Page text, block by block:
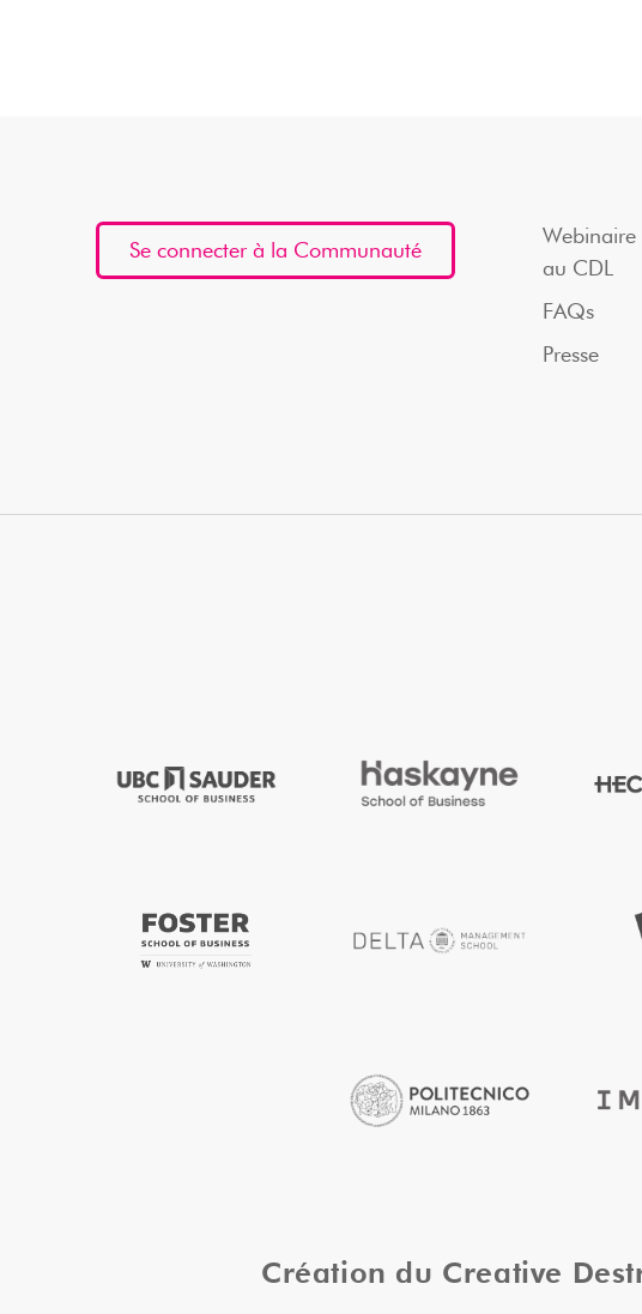
Se connecter à la Communauté
au CDL
FAQs
Presse
Création du Creative